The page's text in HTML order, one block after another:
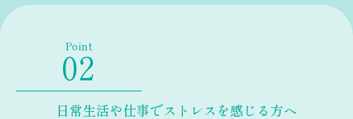
Point
日常生活や仕事でストレスを感じる方へ